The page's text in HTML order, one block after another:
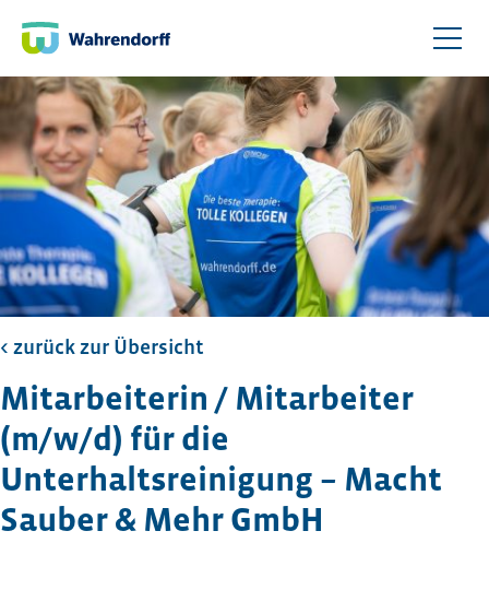
< zurück zur Übersicht​
Mitarbeiterin / Mitarbeiter
(m/w/d) für die
Unterhaltsreinigung – Macht
Sauber & Mehr GmbH